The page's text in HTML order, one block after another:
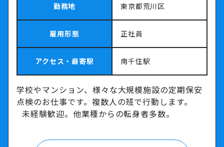
勤務地 東京都荒川区
雇用形態 正社員
アクセス・最寄駅 南千住駅
学校やマンション、様々な大規模施設の定期保安
点検のお仕事です。複数人の班で行動します。
未経験歓迎。他業種からの転身者多数。